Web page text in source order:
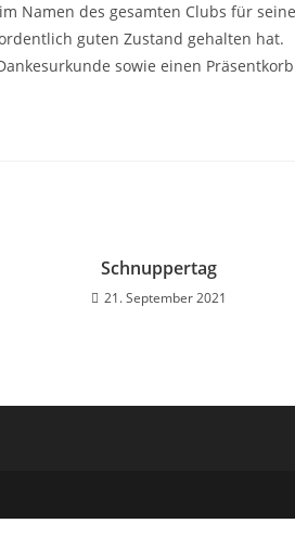
Namen des gesamten Clubs für seine
guten Zustand gehalten hat.
sowie einen Präsentkorb
Schnuppertag
21. September 2021